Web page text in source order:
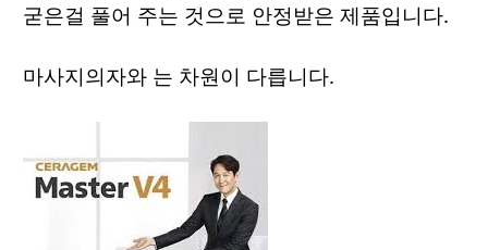
굳은걸 풀어 주는 것으로 안정받은 제품입니다.
마사지의자와 는 차원이 다릅니다.